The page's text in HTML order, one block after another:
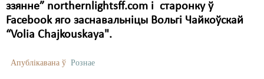
ззянне” northernlightsff.com і старонку ў
Facebook яго заснавальніцы Вольгі Чайкоўскай
“Volia Chajkouskaya".
Апублікавана ў Рознае
Распальваньне варожасьці
Рознае
Свабода слова